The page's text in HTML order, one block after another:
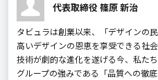
代表取締役 篠原 新治
タビュラは創業以来、「デザインの
高いデザインの恩恵を享受できる社
技術が劇的な進化を遂げる今、私た
グループの強みである「品質への徹